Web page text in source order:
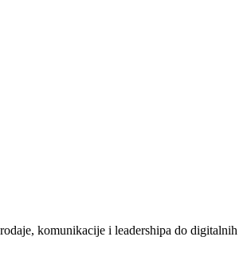
komunikacije i leadershipa do digitalnih